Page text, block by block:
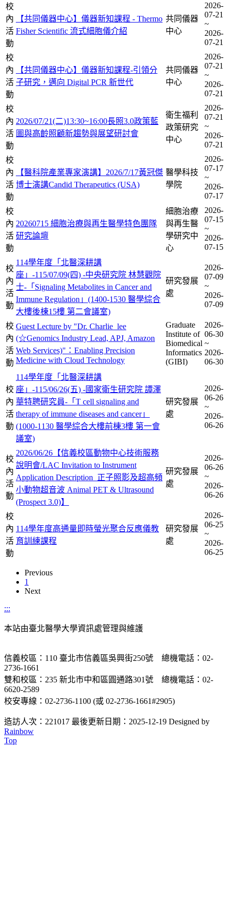
校
內
活
動
【共同儀器中心】儀器新知課程 - Thermo
Fisher Scientific 流式細胞儀介紹
共同儀器
中心
2026-
07-21
~
2026-
07-21
校
內
活
動
【共同儀器中心】儀器新知課程-引領分
子研究，邁向 Digital PCR 新世代
共同儀器
中心
2026-
07-21
~
2026-
07-21
校
內
活
動
2026/07/21(二)13:30~16:00長照3.0政策藍
圖與高齡照顧新趨勢與展望研討會
衛生福利
政策研究
中心
2026-
07-21
~
2026-
07-21
校
內
活
動
【醫科院產業專家演講】2026/7/17黃冠傑
博士演講Candid Therapeutics (USA)
醫學科技
學院
2026-
07-17
~
2026-
07-17
校
內
活
動
20260715 細胞治療與再生醫學特色團隊
研究論壇
細胞治療
與再生醫
學研究中
心
2026-
07-15
~
2026-
07-15
校
內
活
動
114學年度「北醫深耕講
座」-115/07/09(四) -中央研究院 林慧觀院
士-「Signaling Metabolites in Cancer and
Immune Regulation」(1400-1530 醫學綜合
大樓後棟15樓 第二會議室)
研究發展
處
2026-
07-09
~
2026-
07-09
校
內
活
動
Guest Lecture by "Dr. Charlie_lee
(☆Genomics Industry Lead, APJ, Amazon
Web Services)"：Enabling Precision
Medicine with Cloud Technology
Graduate
Institute of
Biomedical
Informatics
(GIBI)
2026-
06-30
~
2026-
06-30
校
內
活
動
114學年度「北醫深耕講
座」-115/06/26(五) -國家衛生研究院 譚澤
華特聘研究員-「T cell signaling and
therapy of immune diseases and cancer」
(1000-1130 醫學綜合大樓前棟3樓 第一會
議室)
研究發展
處
2026-
06-26
~
2026-
06-26
校
內
活
動
2026/06/26【信義校區動物中心技術服務
說明會/LAC Invitation to Instrument
Application Description_正子照影及超高頻
小動物超音波 Animal PET & Ultrasound
(Prospect 3.0)】
研究發展
處
2026-
06-26
~
2026-
06-26
校
內
活
動
114學年度高通量即時螢光聚合反應儀教
育訓練課程
研究發展
處
2026-
06-25
~
2026-
06-25
Previous
1
Next
:::
本站由臺北醫學大學資訊處管理與維護
信義校區：110 臺北市信義區吳興街250號 總機電話：02-
2736-1661
雙和校區：235 新北市中和區圓通路301號 總機電話：02-
6620-2589
校安專線：02-2736-1100 (或 02-2736-1661#2905)
造訪人次：221017 最後更新日期：2025-12-19 Designed by
Rainbow
Top